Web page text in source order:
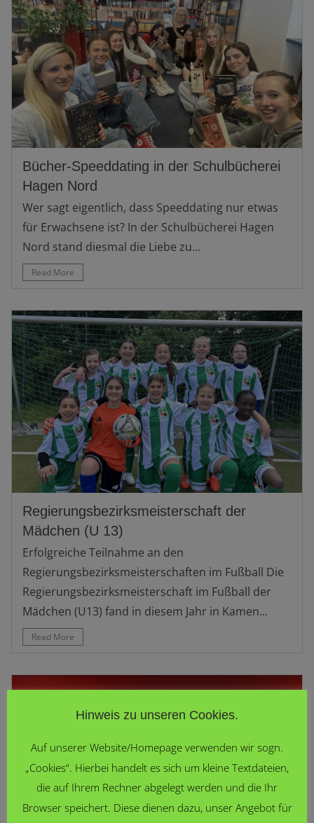
Bücher-Speeddating in der Schulbücherei
Hagen Nord
Wer sagt eigentlich, dass Speeddating nur etwas
für Erwachsene ist? In der Schulbücherei Hagen
Nord stand diesmal die Liebe zu...
Read More
Regierungsbezirksmeisterschaft der
Mädchen (U 13)
Erfolgreiche Teilnahme an den
Regierungsbezirksmeisterschaften im Fußball Die
Regierungsbezirksmeisterschaft im Fußball der
Mädchen (U13) fand in diesem Jahr in Kamen...
Read More
Hinweis zu unseren Cookies.
Auf unserer Website/Homepage verwenden wir sogn.
„Cookies“. Hierbei handelt es sich um kleine Textdateien,
die auf Ihrem Rechner abgelegt werden und die Ihr
Browser speichert. Diese dienen dazu, unser Angebot für